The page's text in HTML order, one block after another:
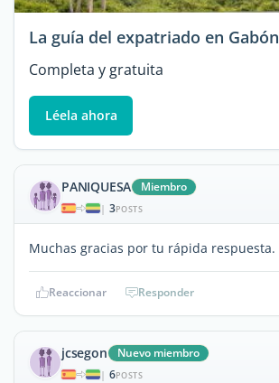
La guía del expatriado en Gabón
Completa y gratuita
Léela ahora
PANIQUESA Miembro
| 3POSTS
Muchas gracias por tu rápida respuesta.
Reaccionar Responder
jcsegon Nuevo miembro
| 6POSTS